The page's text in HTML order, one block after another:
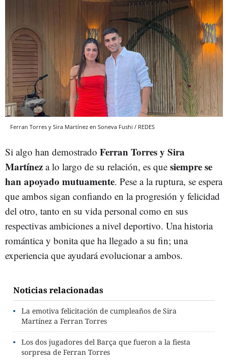
Ferran Torres y Sira Martínez en Soneva Fushi / REDES
Si algo han demostrado Ferran Torres y Sira
Martínez a lo largo de su relación, es que siempre se
han apoyado mutuamente. Pese a la ruptura, se espera
que ambos sigan confiando en la progresión y felicidad
del otro, tanto en su vida personal como en sus
respectivas ambiciones a nivel deportivo. Una historia
romántica y bonita que ha llegado a su fin; una
experiencia que ayudará evolucionar a ambos.
Noticias relacionadas
La emotiva felicitación de cumpleaños de Sira
Martínez a Ferran Torres
Los dos jugadores del Barça que fueron a la fiesta
sorpresa de Ferran Torres